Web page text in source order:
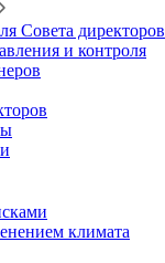
Совета директоров
и контроля
климата